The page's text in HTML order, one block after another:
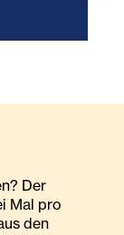
Der
Mal pro
den